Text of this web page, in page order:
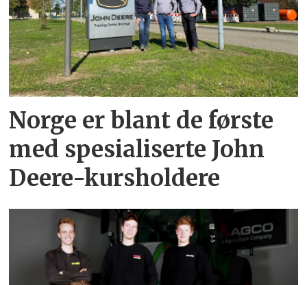
Norge er blant de første
med spesialiserte John
Deere-kursholdere